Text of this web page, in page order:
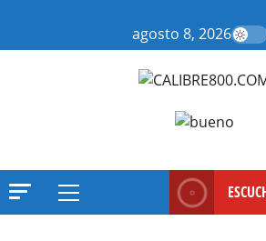
contenido
agosto 8, 2026
Menú